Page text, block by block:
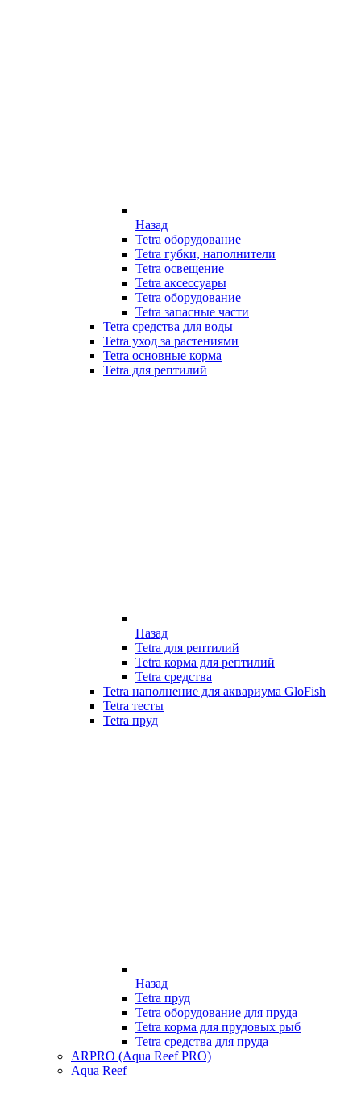
Назад
Tetra оборудование
Tetra губки, наполнители
Tetra освещение
Tetra аксессуары
Tetra оборудование
Tetra запасные части
Tetra средства для воды
Tetra уход за растениями
Tetra основные корма
Tetra для рептилий
Назад
Tetra для рептилий
Tetra корма для рептилий
Tetra средства
Tetra наполнение для аквариума GloFish
Tetra тесты
Tetra пруд
Назад
Tetra пруд
Tetra оборудование для пруда
Tetra корма для прудовых рыб
Tetra средства для пруда
ARPRO (Aqua Reef PRO)
Aqua Reef